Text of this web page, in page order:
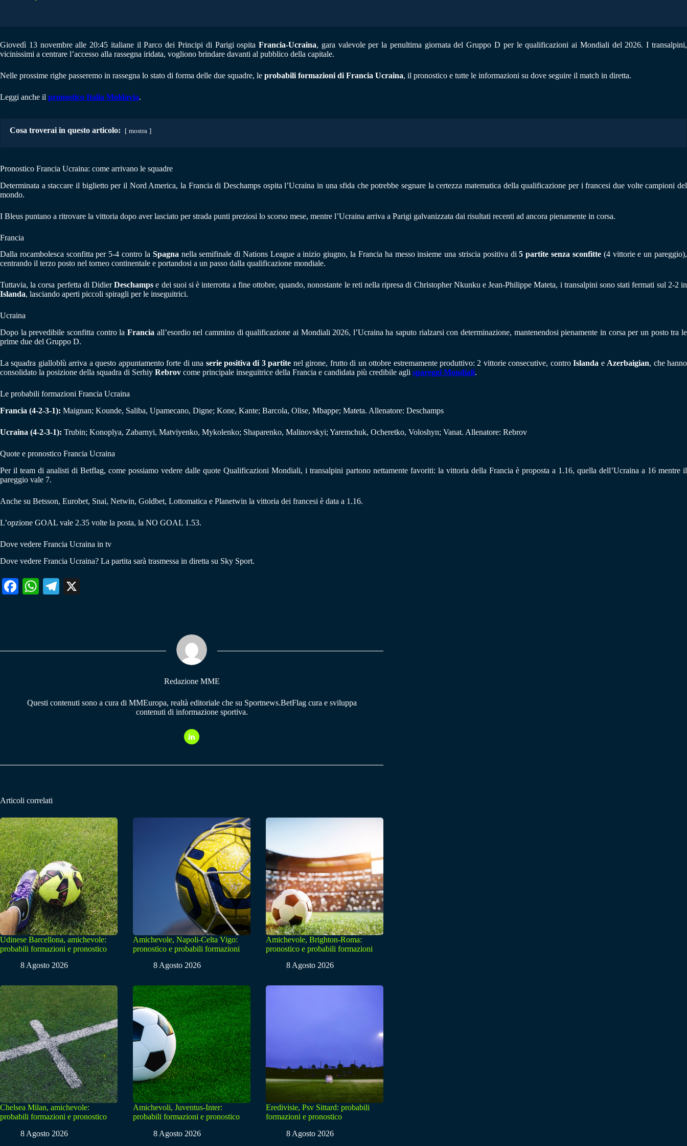
Giovedì 13 novembre alle 20:45 italiane il Parco dei Principi di Parigi ospitaFrancia-Ucraina, gara valevole per la penultima giornata del Gruppo D per le qualificazioni ai Mondiali del 2026. I transalpini,
vicinissimi a centrare l’accesso alla rassegna iridata, vogliono brindare davanti al pubblico della capitale.
Nelle prossime righe passeremo in rassegna lo stato di forma delle due squadre, le probabili formazioni di Francia Ucraina, il pronostico e tutte le informazioni su dove seguire il match in diretta.
Leggi anche il pronostico Italia Moldavia.
Cosa troverai in questo articolo: mostra
Pronostico Francia Ucraina: come arrivano le squadre
Determinata a staccare il biglietto per il Nord America, la Francia di Deschamps ospita l’Ucraina in una sfida che potrebbe segnare la certezza matematica della qualificazione per i francesi due volte campioni del
mondo.
I Bleus puntano a ritrovare la vittoria dopo aver lasciato per strada punti preziosi lo scorso mese, mentre l’Ucraina arriva a Parigi galvanizzata dai risultati recenti ad ancora pienamente in corsa.
Francia
Dalla rocambolesca sconfitta per 5-4 contro la Spagnanella semifinale di Nations League a inizio giugno, la Francia ha messo insieme una striscia positiva di5 partite senza sconfitte(4 vittorie e un pareggio),
centrando il terzo posto nel torneo continentale e portandosi a un passo dalla qualificazione mondiale.
Tuttavia, la corsa perfetta di DidierDeschamps e dei suoi si è interrotta a fine ottobre, quando, nonostante le reti nella ripresa di Christopher Nkunku e Jean-Philippe Mateta, i transalpini sono stati fermati sul 2-2 in
Islanda, lasciando aperti piccoli spiragli per le inseguitrici.
Ucraina
Dopo la prevedibile sconfitta contro la Francia all’esordio nel cammino di qualificazione ai Mondiali 2026, l’Ucraina ha saputo rialzarsi con determinazione, mantenendosi pienamente in corsa per un posto tra le
prime due del Gruppo D.
La squadra gialloblù arriva a questo appuntamento forte di una serie positiva di 3 partite nel girone, frutto di un ottobre estremamente produttivo: 2 vittorie consecutive, controIslanda e Azerbaigian, che hanno
consolidato la posizione della squadra di Serhiy Rebrov come principale inseguitrice della Francia e candidata più credibile agli spareggi Mondiali.
Le probabili formazioni Francia Ucraina
Francia (4-2-3-1): Maignan; Kounde, Saliba, Upamecano, Digne; Kone, Kante; Barcola, Olise, Mbappe; Mateta. Allenatore: Deschamps
Ucraina (4-2-3-1): Trubin; Konoplya, Zabarnyi, Matviyenko, Mykolenko; Shaparenko, Malinovskyi; Yaremchuk, Ocheretko, Voloshyn; Vanat. Allenatore: Rebrov
Quote e pronostico Francia Ucraina
Per il team di analisti di Betflag, come possiamo vedere dalle quote Qualificazioni Mondiali, i transalpini partono nettamente favoriti: la vittoria della Francia è proposta a 1.16, quella dell’Ucraina a 16 mentre il
pareggio vale 7.
Anche su Betsson, Eurobet, Snai, Netwin, Goldbet, Lottomatica e Planetwin la vittoria dei francesi è data a 1.16.
L’opzione GOAL vale 2.35 volte la posta, la NO GOAL 1.53.
Dove vedere Francia Ucraina in tv
Dove vedere Francia Ucraina? La partita sarà trasmessa in diretta su Sky Sport.
Fa W
pp
Te
m
Redazione MME
Questi contenuti sono a cura di MMEuropa, realtà editoriale che su Sportnews.BetFlag cura e sviluppa
contenuti di informazione sportiva.
Articoli correlati
Udinese Barcellona, amichevole:
probabili formazioni e pronostico
8 Agosto 2026
Amichevole, Napoli-Celta Vigo:
pronostico e probabili formazioni
8 Agosto 2026
Amichevole, Brighton-Roma:
pronostico e probabili formazioni
8 Agosto 2026
Chelsea Milan, amichevole:
probabili formazioni e pronostico
8 Agosto 2026
Amichevoli, Juventus-Inter:
probabili formazioni e pronostico
8 Agosto 2026
Eredivisie, Psv Sittard: probabili
formazioni e pronostico
8 Agosto 2026